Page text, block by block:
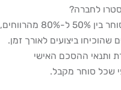
לחברה?
המודל המקובל בישראל ובעולם מציע לסוחר בין 50% ל-80% מהרווחים,
שהוכיחו ביצועים לאורך זמן.
ותנאי ההסכם האישי
שכל סוחר מקבל.